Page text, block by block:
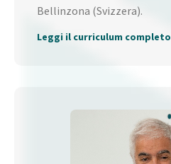
Bellinzona (Svizzera).
Leggi il curriculum completo